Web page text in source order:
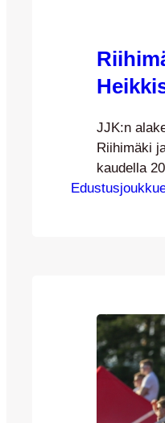
JJK:n
Riihimäki
kaudella
Heikkinen